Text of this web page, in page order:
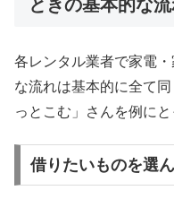
ときの基本的な
各レンタル業者で家電
な流れは基本的に全て
っとこむ」さんを例にと
借りたいものを選